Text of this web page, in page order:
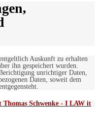
Auskunft zu erhalten
ihn gespeichert wurden.
unrichtiger Daten,
Daten, soweit dem
Thomas Schwenke - I LAW it